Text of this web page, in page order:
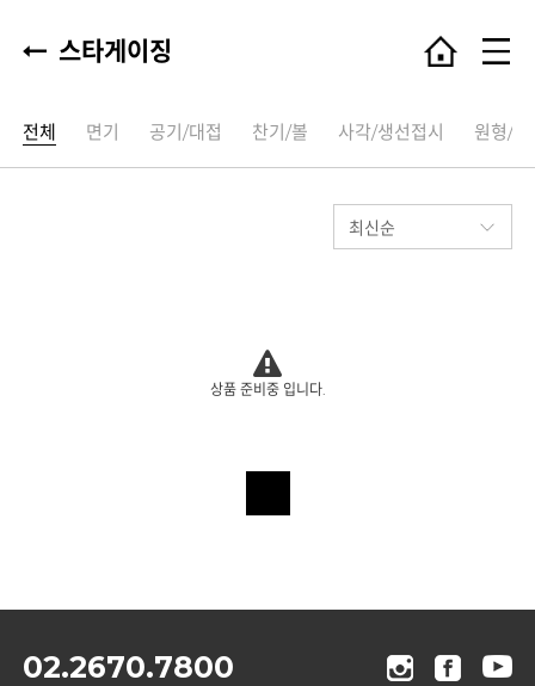
스타게이징
전체 면기 공기/대접 찬기/볼 사각/생선접시 원형/타
상품 준비중 입니다.
02.2670.7800